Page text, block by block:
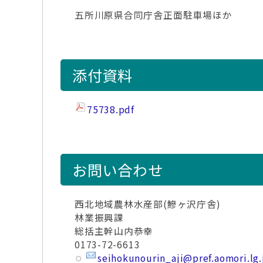
五所川原県合同庁舎正面駐車場ほか
添付資料
75738.pdf
お問い合わせ
西北地域農林水産部(鰺ヶ沢庁舎)
林業振興課
総括主幹山内恭幸
0173-72-6613